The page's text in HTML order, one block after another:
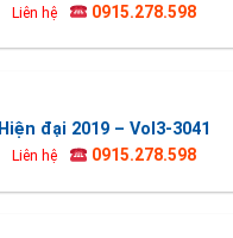
Liên hệ 0915.278.598
Hiện đại 2019 – Vol3-3041
Liên hệ 0915.278.598